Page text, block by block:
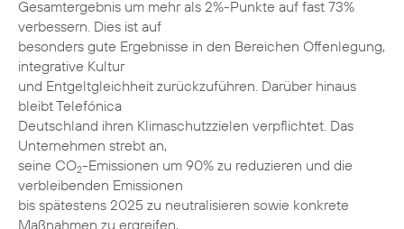
Gesamtergebnis um mehr als 2%-Punkte auf fast 73%
verbessern. Dies ist auf
besonders gute Ergebnisse in den Bereichen Offenlegung,
integrative Kultur
und Entgeltgleichheit zurückzuführen. Darüber hinaus
bleibt Telefónica
Deutschland ihren Klimaschutzzielen verpflichtet. Das
Unternehmen strebt an,
seine CO2-Emissionen um 90% zu reduzieren und die
verbleibenden Emissionen
bis spätestens 2025 zu neutralisieren sowie konkrete
Maßnahmen zu ergreifen,